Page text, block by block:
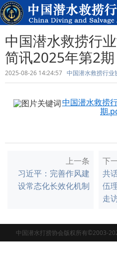
中国潜水救捞行
简讯2025年第2期
2025-08-26 14:24:57 中国潜水救捞行业
中国潜水救捞
期
上一条
习近平：完善作风建
设常态化长效化机制
下
共
伍
走
中国潜水打捞协会版权所有©2003-